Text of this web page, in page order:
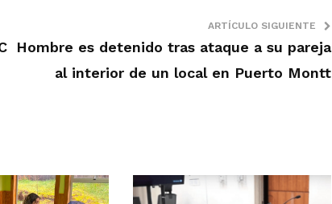
ARTÍCULO SIGUIENTE
Hombre es detenido tras ataque a su pareja
al interior de un local en Puerto Montt